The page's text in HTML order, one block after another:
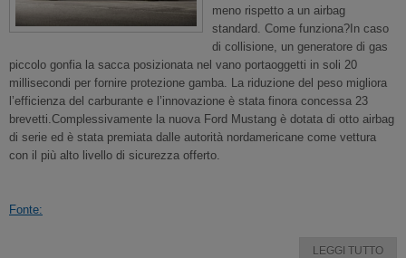
meno rispetto a un airbag
standard. Come funziona?In caso
di collisione, un generatore di gas
piccolo gonfia la sacca posizionata nel vano portaoggetti in soli 20
millisecondi per fornire protezione gamba. La riduzione del peso migliora
l’efficienza del carburante e l’innovazione è stata finora concessa 23
brevetti.Complessivamente la nuova Ford Mustang è dotata di otto airbag
di serie ed è stata premiata dalle autorità nordamericane come vettura
con il più alto livello di sicurezza offerto.
Fonte:
LEGGI TUTTO